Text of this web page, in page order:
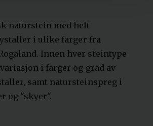
naturstein med helt
i ulike farger fra
Innen hver steintype
i farger og grad av
samt natursteinspreg i
og "skyer".